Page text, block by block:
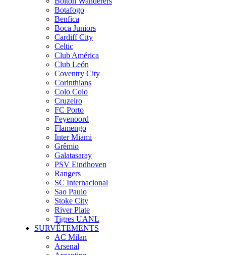
Botafogo
Benfica
Boca Juniors
Cardiff City
Celtic
Club América
Club León
Coventry City
Corinthians
Colo Colo
Cruzeiro
FC Porto
Feyenoord
Flamengo
Inter Miami
Grêmio
Galatasaray
PSV Eindhoven
Rangers
SC Internacional
Sao Paulo
Stoke City
River Plate
Tigres UANL
SURVÊTEMENTS
AC Milan
Arsenal